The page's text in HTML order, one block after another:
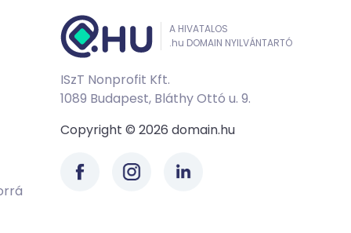
A HIVATALOS
.hu DOMAIN NYILVÁNTARTÓ
ISzT Nonprofit Kft.
1089 Budapest, Bláthy Ottó u. 9.
Copyright © 2026 domain.hu